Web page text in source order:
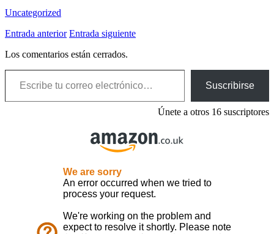
Uncategorized
Entrada anterior Entrada siguiente
Los comentarios están cerrados.
Escribe tu correo electrónico…
Suscribirse
Únete a otros 16 suscriptores